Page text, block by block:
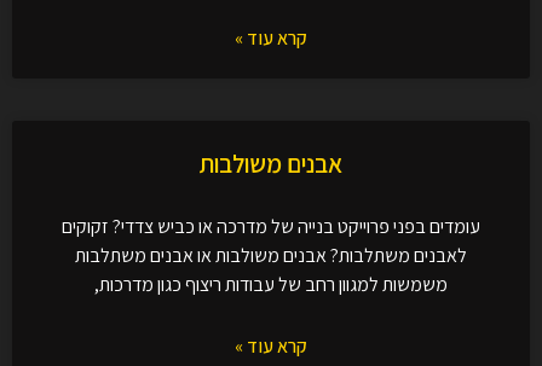
קרא עוד »
אבנים משולבות
עומדים בפני פרוייקט בנייה של מדרכה או כביש צדדי? זקוקים
לאבנים משתלבות? אבנים משולבות או אבנים משתלבות
משמשות למגוון רחב של עבודות ריצוף כגון מדרכות,
קרא עוד »